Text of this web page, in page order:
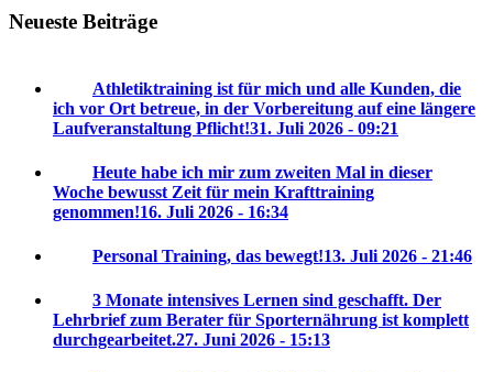
Neueste Beiträge
Athletiktraining ist für mich und alle Kunden, die
ich vor Ort betreue, in der Vorbereitung auf eine längere
Laufveranstaltung Pflicht!31. Juli 2026 - 09:21
Heute habe ich mir zum zweiten Mal in dieser
Woche bewusst Zeit für mein Krafttraining
genommen!16. Juli 2026 - 16:34
Personal Training, das bewegt!13. Juli 2026 - 21:46
3 Monate intensives Lernen sind geschafft. Der
Lehrbrief zum Berater für Sporternährung ist komplett
durchgearbeitet.27. Juni 2026 - 15:13